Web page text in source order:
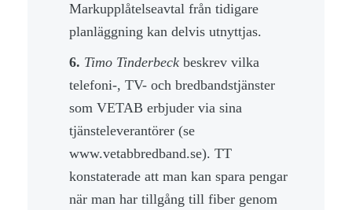
Markupplåtelseavtal från tidigare
planläggning kan delvis utnyttjas.
6. Timo Tinderbeck beskrev vilka
telefoni-, TV- och bredbandstjänster
som VETAB erbjuder via sina
tjänsteleverantörer (se
www.vetabbredband.se). TT
konstaterade att man kan spara pengar
när man har tillgång till fiber genom